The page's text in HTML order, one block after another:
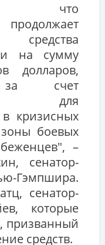
что
на сумму
долларов,
за счет
для
кризисных
боевых
–
сенатор-
сенатор-
которые
призванный
средств.